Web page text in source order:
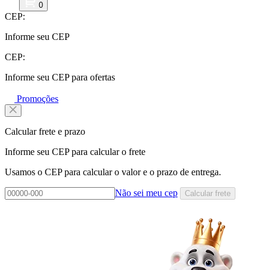
0
CEP:
Informe seu CEP
CEP:
Informe seu CEP para ofertas
Promoções
Calcular frete e prazo
Informe seu CEP para calcular o frete
Usamos o CEP para calcular o valor e o prazo de entrega.
Não sei meu cep Calcular frete